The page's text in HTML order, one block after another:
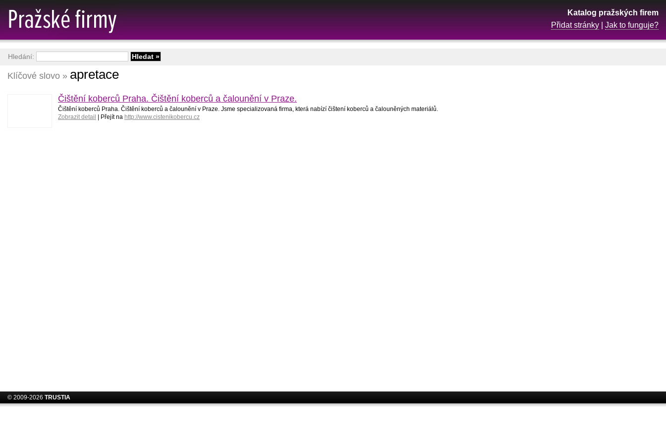
Klíčové slovo » apretace
Čištění koberců Praha. Čištění koberců a čalounění v Praze.
Čištění koberců Praha. Čištění koberců a čalounění v Praze. Jsme specializovaná firma, která nabízí čištení koberců a čalouněných materiálů.
Zobrazit detail
| Přejít na http://www.cistenikobercu.cz
Katalog pražských firem
Přidat stránky
Jak to funguje?
Hledání:
© 2009-2026 TRUSTIA